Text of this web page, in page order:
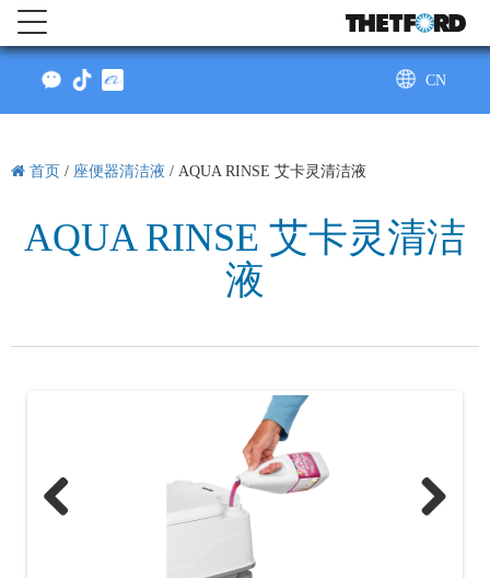
CN
首页 / 座便器清洁液 / AQUA RINSE 艾卡灵清洁液
AQUA RINSE 艾卡灵清洁
液